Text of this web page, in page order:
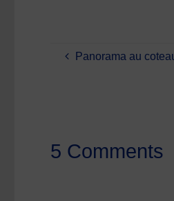
Panorama au
5 Comments